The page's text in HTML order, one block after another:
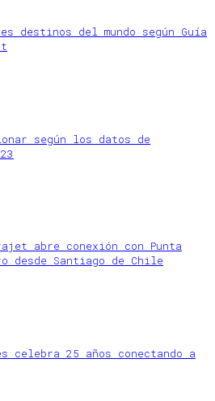
destinos del mundo según Guía
según los datos de
abre conexión con Punta
desde Santiago de Chile
celebra 25 años conectando a